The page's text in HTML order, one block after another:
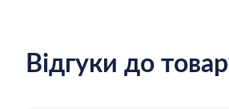
Відгуки до